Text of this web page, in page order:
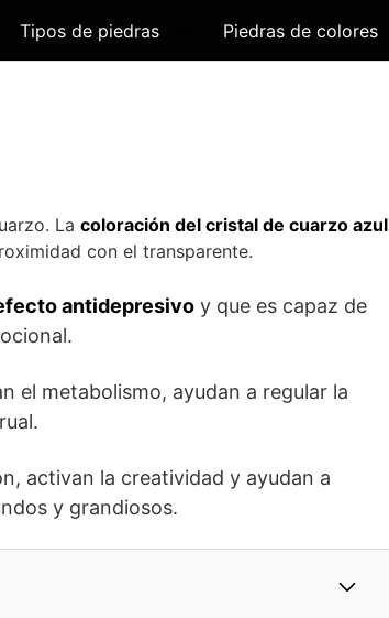
Tipos de piedras Piedras de colores
La coloración del cristal de cuarzo azul
con el transparente.
antidepresivo y que es capaz de
el metabolismo, ayudan a regular la
activan la creatividad y ayudan a
y grandiosos.